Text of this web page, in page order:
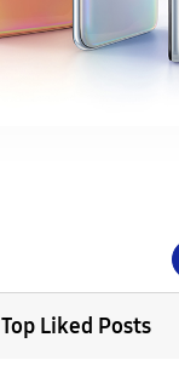
Top Liked Posts